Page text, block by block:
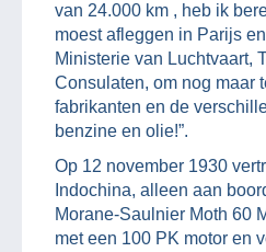
van 24.000 km , heb ik
moest afleggen in Parijs
Ministerie van Luchtvaart,
Consulaten, om nog maar
fabrikanten en de
benzine en olie!”.
Op 12 november 1930
Indochina, alleen aan
Morane-Saulnier Moth 60
met een 100 PK motor en